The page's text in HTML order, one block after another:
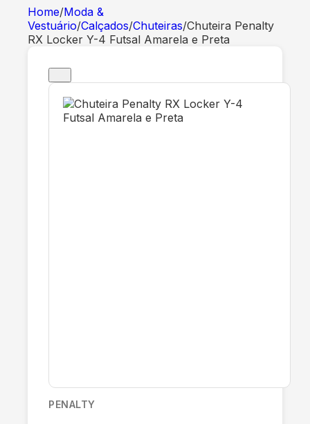
Home/Moda &
Vestuário/Calçados/Chuteiras/Chuteira Penalty
RX Locker Y-4 Futsal Amarela e Preta
PENALTY